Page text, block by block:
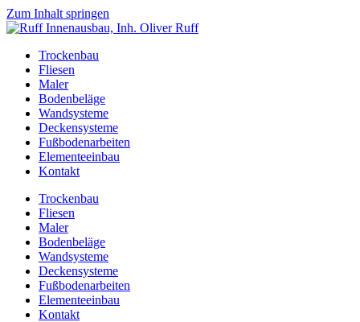
Zum Inhalt springen
Trockenbau
Fliesen
Maler
Bodenbeläge
Wandsysteme
Deckensysteme
Fußbodenarbeiten
Elementeeinbau
Kontakt
Trockenbau
Fliesen
Maler
Bodenbeläge
Wandsysteme
Deckensysteme
Fußbodenarbeiten
Elementeeinbau
Kontakt